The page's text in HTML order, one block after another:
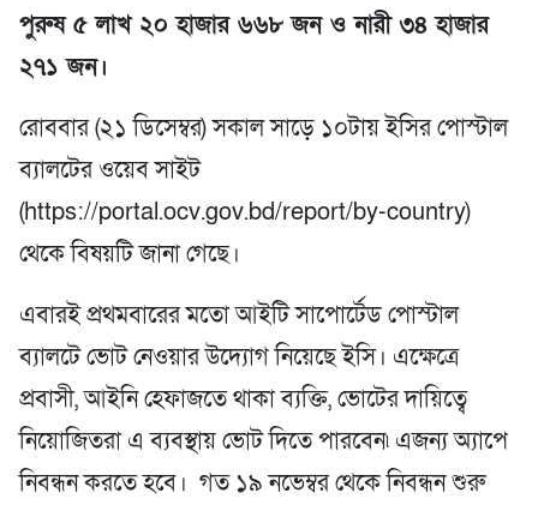
পুরুষ ৫ লাখ ২০ হাজার ৬৬৮ জন ও নারী ৩৪ হাজার
২৭১ জন।
রোববার (২১ ডিসেম্বর) সকাল সাড়ে ১০টায় ইসির পোস্টাল
ব্যালটের ওয়েব সাইট
(https://portal.ocv.gov.bd/report/by-country)
থেকে বিষয়টি জানা গেছে।
এবারই প্রথমবারের মতো আইটি সাপোর্টেড পোস্টাল
ব্যালটে ভোট নেওয়ার উদ্যোগ নিয়েছে ইসি। এক্ষেত্রে
প্রবাসী, আইনি হেফাজতে থাকা ব্যক্তি, ভোটের দায়িত্বে
নিয়োজিতরা এ ব্যবস্থায় ভোট দিতে পারবেন৷ এজন্য অ্যাপে
নিবন্ধন করতে হবে। গত ১৯ নভেম্বর থেকে নিবন্ধন শুরু